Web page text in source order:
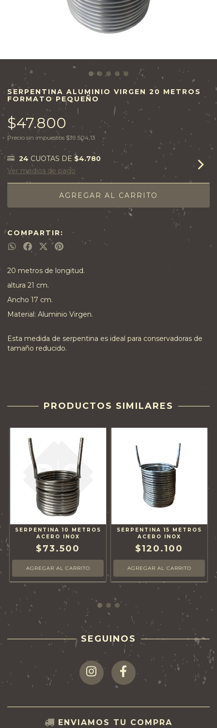
SERPENTINA ALUMINIO VIRGEN 20 METROS
FORMATO PEQUEÑO
$47.800
Precio sin impuestos $39.504,13
24 CUOTAS DE $4.780
Ver medios de pago
COMPARTIR:
20 metros de longitud.
altura 21 cm.
Ancho 17 cm.
Material: Aluminio Virgen.
Esta medida de serpentina es ideal para conservadoras de
tamaño reducido.
PRODUCTOS SIMILARES
SERPENTINA 10 METROS
ACERO INOX
$73.500
SERPENTINA 15 METROS
ACERO INOX
$120.100
SEGUINOS
ENVIAMOS TU COMPRA